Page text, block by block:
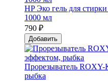
HP Эко гель для
1000 мл
790 ₽
Добавить
Прорезыватель
рыбка